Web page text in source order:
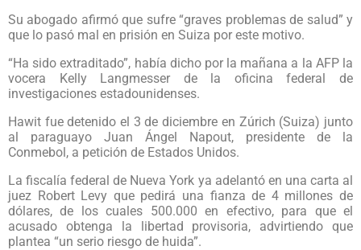
Su abogado afirmó que sufre “graves problemas de salud” y
que lo pasó mal en prisión en Suiza por este motivo.
“Ha sido extraditado”, había dicho por la mañana a la AFP la
vocera Kelly Langmesser de la oficina federal de
investigaciones estadounidenses.
Hawit fue detenido el 3 de diciembre en Zúrich (Suiza) junto
al paraguayo Juan Ángel Napout, presidente de la
Conmebol, a petición de Estados Unidos.
La fiscalía federal de Nueva York ya adelantó en una carta al
juez Robert Levy que pedirá una fianza de 4 millones de
dólares, de los cuales 500.000 en efectivo, para que el
acusado obtenga la libertad provisoria, advirtiendo que
plantea “un serio riesgo de huida”.